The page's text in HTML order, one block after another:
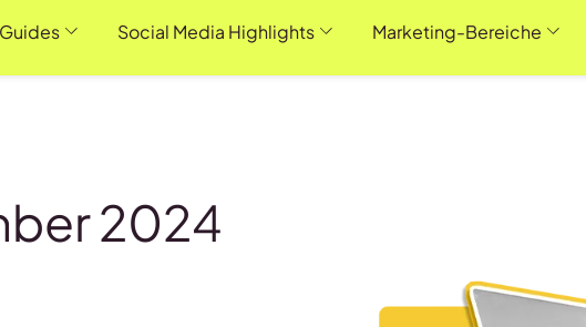
Guides Social Media Highlights Marketing-Bereiche
2024